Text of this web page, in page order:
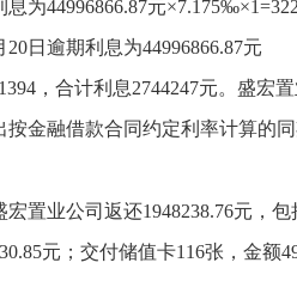
息为44996866.87元
20日逾期利息为44996866.87元
，合计利息2744247元。盛宏
按金融借款合同约定利率计算的
宏置业公司返还1948238.76元，
元；交付储值卡116张，金额